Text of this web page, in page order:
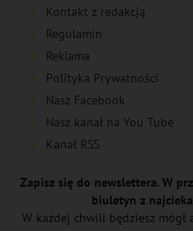
Kontakt z redakcją
Regulamin
Reklama
Polityka Prywatności
Nasz Facebook
Nasz kanał na You Tube
Kanał RSS
Zapisz się do newslettera. W
biuletyn z
W każdej chwili będziesz mógł